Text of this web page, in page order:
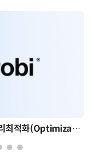
AI 시대의 의사결정을 바꾸는 수리최적화(Optimization): 실제 산업 적용 사례와 활용 전략